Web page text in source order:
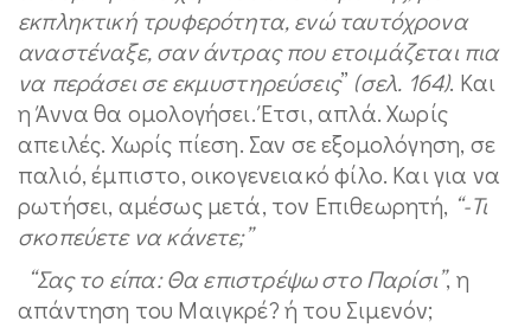
εκπληκτική τρυφερότητα, ενώ ταυτόχρονα
αναστέναξε, σαν άντρας που ετοιμάζεται πια
να περάσει σε εκμυστηρεύσεις” (σελ. 164). Και
η Άννα θα ομολογήσει. Έτσι, απλά. Χωρίς
απειλές. Χωρίς πίεση. Σαν σε εξομολόγηση, σε
παλιό, έμπιστο, οικογενειακό φίλο. Και για να
ρωτήσει, αμέσως μετά, τον Επιθεωρητή, “-Τι
σκοπεύετε να κάνετε;”
“Σας το είπα: Θα επιστρέψω στο Παρίσι”, η
απάντηση του Μαιγκρέ? ή του Σιμενόν;